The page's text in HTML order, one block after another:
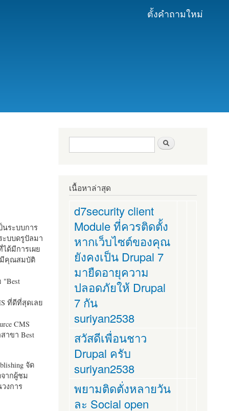
ตั้งคำถามใหม่
นระบบการ
ะบบดรูปัลมา
ด้มีการเผย
มีคุณสมบัติ
"Best
ที่ดีที่สุดเลย
CMS
าขา Best
จัด
ากผู้ชม
งการ
ฟอร์มค้นหา
เนื้อหาล่าสุด
d7security client
Module ที่ควรติดตั้ง
หากเว็บไซต์ของคุณ
ยังคงเป็น Drupal 7
มายืดอายุความ
ปลอดภัยให้ Drupal
7 กัน
suriyan2538
สวัสดีเพื่อนชาว
Drupal ครับ
suriyan2538
พยามติดตั่งหลายวัน
ละ Social open